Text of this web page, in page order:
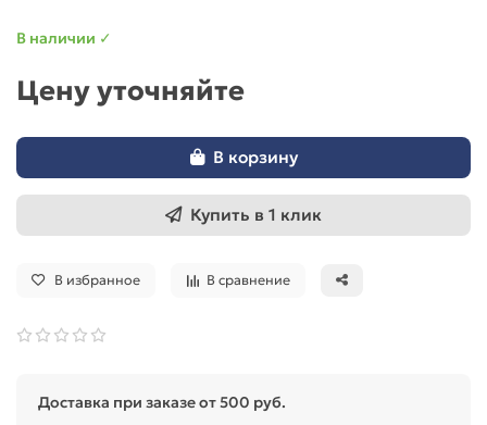
В наличии ✓
Цену уточняйте
В корзину
Купить в 1 клик
В избранное В сравнение
Доставка при заказе от 500 руб.